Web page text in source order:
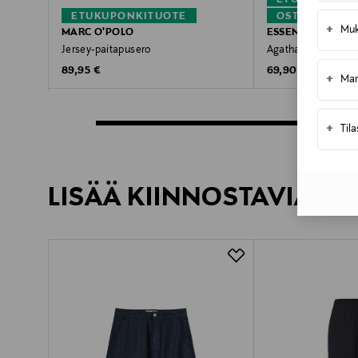
+
+
+
ETUKUPONKITUOTE
MARC O'POLO
Jersey-paitapusero
Original Price
89,95 €
OSTA 2,
ESSENTIALS BY
Agatha-
Original Price
69,90 €
LISÄÄ KIINNOSTAVIA